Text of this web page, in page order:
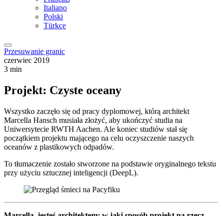
Italiano
Polski
Türkçe
Przesuwanie granic
czerwiec 2019
3 min
Projekt: Czyste oceany
Wszystko zaczęło się od pracy dyplomowej, którą architekt
Marcella Hansch musiała złożyć, aby ukończyć studia na
Uniwersytecie RWTH Aachen. Ale koniec studiów stał się
początkiem projektu mającego na celu oczyszczenie naszych
oceanów z plastikowych odpadów.
To tłumaczenie zostało stworzone na podstawie oryginalnego tekstu
przy użyciu sztucznej inteligencji (DeepL).